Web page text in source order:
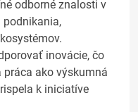
odborné znalosti v
podnikania,
inovácie, čo
ako výskumná
k iniciatíve